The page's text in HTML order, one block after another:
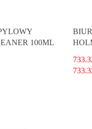
100ML